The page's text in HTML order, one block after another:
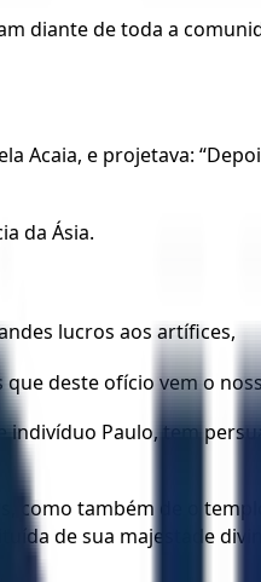
diante de toda a
Acaia, e projetava:
da Ásia.
lucros aos artífices,
que deste ofício vem o
indivíduo Paulo, tem
como também de o
de sua majestade